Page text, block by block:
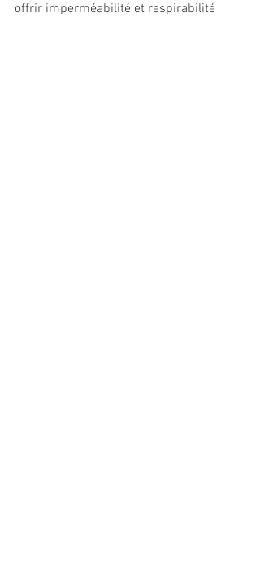
offrir imperméabilité et respirabilité